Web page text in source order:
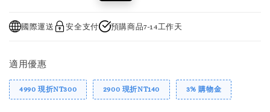
國際運送 安全支付 預購商品7-14工作天
適用優惠
4990 現折NT300 2900 現折NT140 3% 購物金